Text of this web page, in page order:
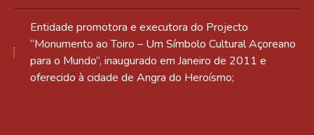
Entidade promotora e executora do Projecto
“Monumento ao Toiro – Um Símbolo Cultural Açoreano
para o Mundo”, inaugurado em Janeiro de 2011 e
oferecido à cidade de Angra do Heroísmo;